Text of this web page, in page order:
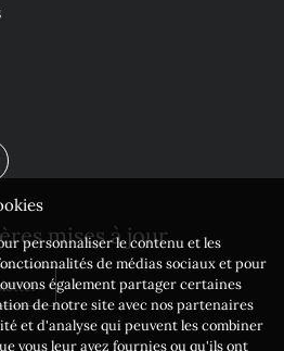
mises à jour
personnaliser le contenu et les
de médias sociaux et pour
également partager certaines
de notre site avec nos partenaires
et d'analyse qui peuvent les combiner
vous leur avez fournies ou qu'ils ont